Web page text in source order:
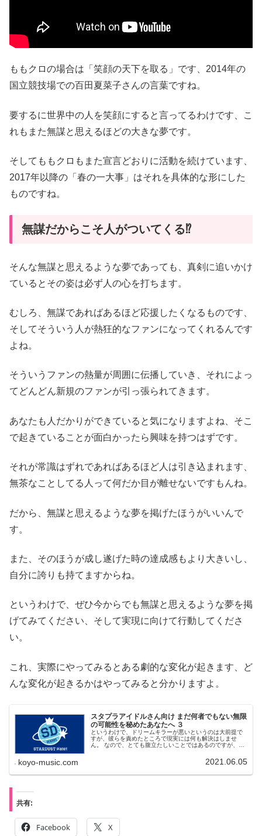
ももクロの場合は「笑顔の天下を取る」です、2014年の
国立競技場での百田夏菜子さんの言葉ですね。
要するに世界中の人を笑顔にすると言ってるわけです、こ
れもまた無謀と思えるほどの大きな夢です。
そしてももクロもまた宣言どおりに活動を続けています、
2017年以降の「春の一大事」はそれを具体的な形にした
ものですね。
無謀だからこそ人がついてくる⁉
そんな無謀と思えるような夢であっても、真剣に追いかけ
ているとその姿は必ず人の心を打ちます。
むしろ、無謀であればあるほど応援したくなるものです、
そしてそういう人が熱狂的なファンになってくれるんです
よね。
そういうファンの熱量が周囲に伝播していき、それによっ
てどんどん新規のファンが引っ張られてきます。
あなたも人だかりができていると気になりますよね、そこ
で起きていることが面白かったら興味を持つはずです。
それが常識はずれであればあるほど人は引き込まれます、
無茶なことしてる人って何だか目が離せないですもんね。
だから、無謀と思えるような夢を掲げたほうがいいんで
す。
また、そのほうが成し遂げた時の達成感もより大きいし、
自分に誇りも持てますからね。
というわけで、ぜひ今からでも無謀と思えるような夢を掲
げてみてください、そして実現に向けて行動してくださ
い。
これ、実際にやってみるとある劇的な変化が起きます、ど
んな変化が起きるかはやってみると分かりますよ。
スタプラアイドルさん向け まだ何者でもない無限
の可能性を秘めたあなたへ ３
というわけで、ドリームキラーが悪いというのは大前提で
すが、彼らを責めたところで現実には何も解決はしませ
ん。 なので、とても腹立たしいことではあるのですが、そ
koyo-music.com 2021.06.05
共有:
Facebook X